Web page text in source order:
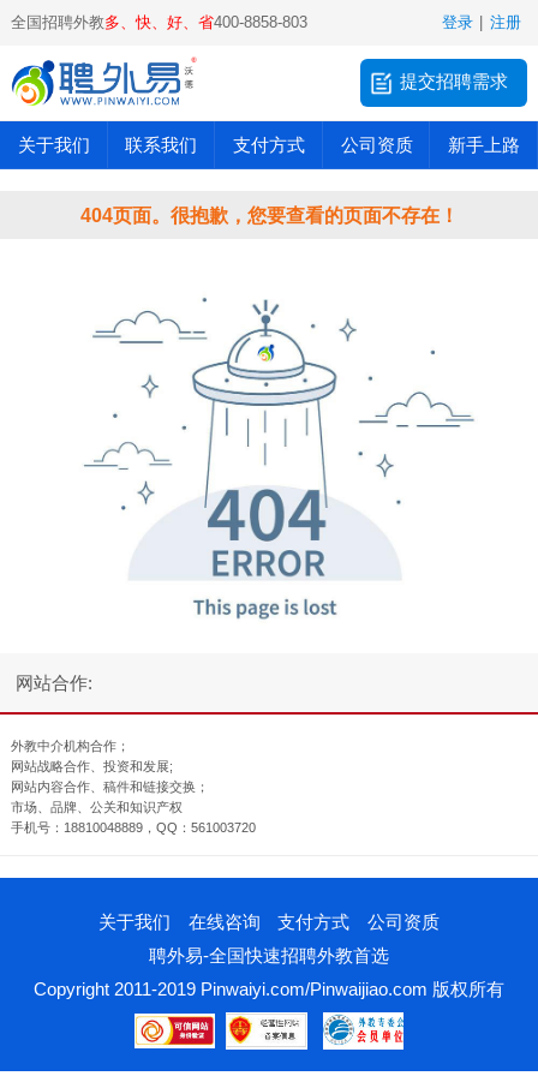
全国招聘外教多、快、好、省400-8858-803 登录 注册
提交招聘需求
关于我们 联系我们 支付方式 公司资质 新手上路
404页面。很抱歉，您要查看的页面不存在！
网站合作:
外教中介机构合作；
网站战略合作、投资和发展;
网站内容合作、稿件和链接交换；
市场、品牌、公关和知识产权
手机号：18810048889，QQ：561003720
关于我们 在线咨询 支付方式
公司资质
聘外易-全国快速招聘外教首选
Copyright 2011-2019 Pinwaiyi.com/Pinwaijiao.com 版权所有